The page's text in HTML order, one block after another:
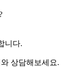
니다.
상담해보세요.